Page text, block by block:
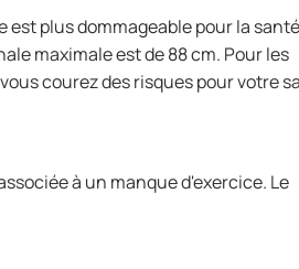
est plus dommageable pour la
maximale est de 88 cm. Pour les
courez des risques pour votre
à un manque d'exercice. Le